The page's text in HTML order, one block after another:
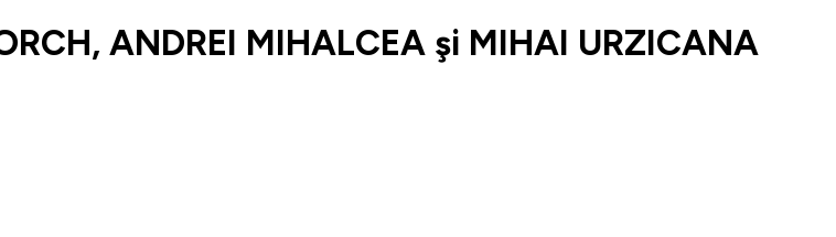
ANDREI MIHALCEA şi MIHAI URZICANA